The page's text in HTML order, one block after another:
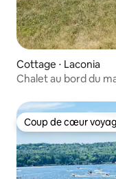
Cottage ⋅ Laconia
Chalet au bord du
Coup de cœur
Coup de cœur